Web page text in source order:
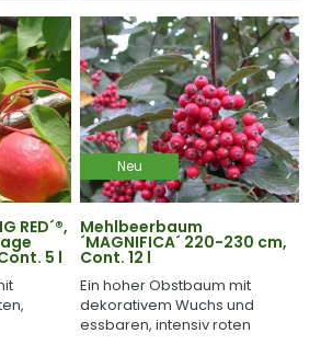
RED´®,
5 l
Neu
Mehlbeerbaum
´MAGNIFICA´ 220-230 cm,
Cont. 12 l
Ein hoher Obstbaum mit
dekorativem Wuchs und
essbaren, intensiv roten